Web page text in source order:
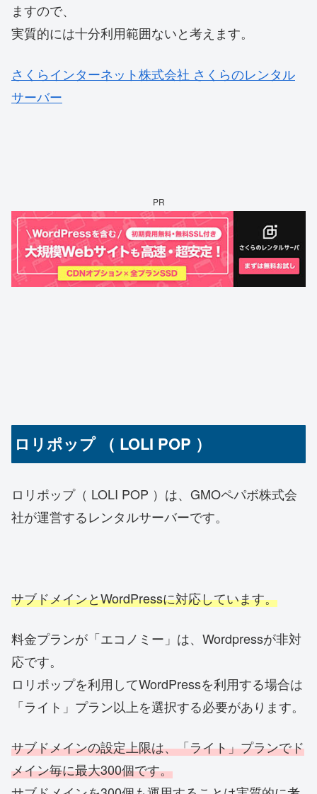
ますので、
実質的には十分利用範囲ないと考えます。
さくらインターネット株式会社 さくらのレンタル
サーバー
PR
ロリポップ （ LOLI POP ）
ロリポップ（ LOLI POP ）は、GMOペパボ株式会
社が運営するレンタルサーバーです。
サブドメインとWordPressに対応しています。
料金プランが「エコノミー」は、Wordpressが非対
応です。
ロリポップを利用してWordPressを利用する場合は
「ライト」プラン以上を選択する必要があります。
サブドメインの設定上限は、「ライト」プランでド
メイン毎に最大300個です。